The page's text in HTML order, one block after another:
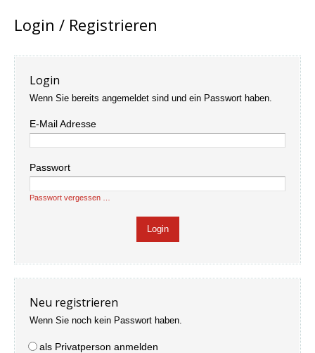
Login / Registrieren
Login
Wenn Sie bereits angemeldet sind und ein Passwort haben.
E-Mail Adresse
Passwort
Passwort vergessen …
Neu registrieren
Wenn Sie noch kein Passwort haben.
als Privatperson anmelden